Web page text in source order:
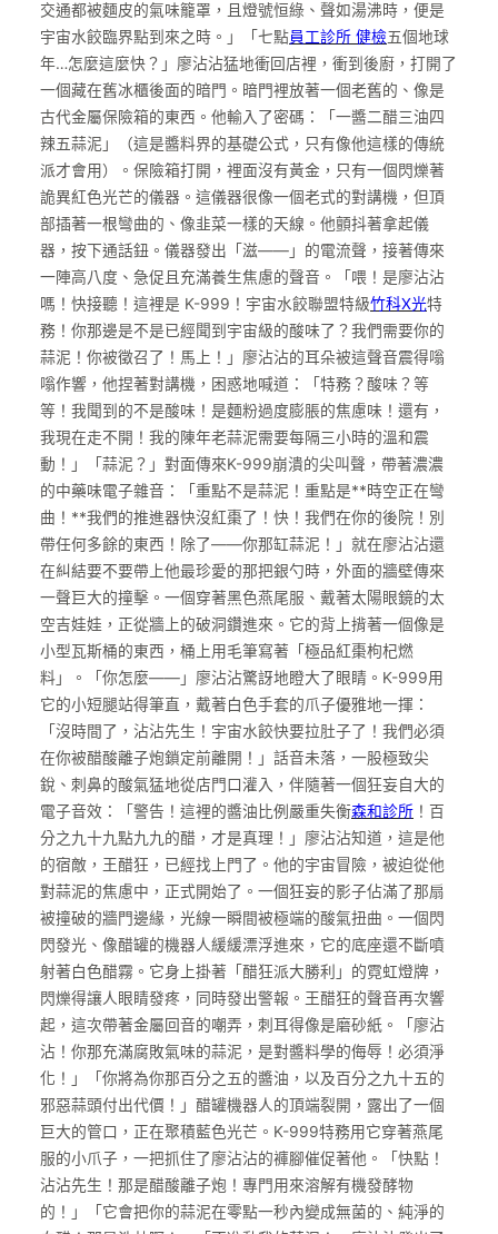
交通都被麵皮的氣味籠罩，且燈號恒綠、聲如湯沸時，便是
宇宙水餃臨界點到來之時。」「七點員工診所 健檢五個地球
年…怎麼這麼快？」廖沾沾猛地衝回店裡，衝到後廚，打開了
一個藏在舊冰櫃後面的暗門。暗門裡放著一個老舊的、像是
古代金屬保險箱的東西。他輸入了密碼：「一醬二醋三油四
辣五蒜泥」（這是醬料界的基礎公式，只有像他這樣的傳統
派才會用）。保險箱打開，裡面沒有黃金，只有一個閃爍著
詭異紅色光芒的儀器。這儀器很像一個老式的對講機，但頂
部插著一根彎曲的、像韭菜一樣的天線。他顫抖著拿起儀
器，按下通話鈕。儀器發出「滋——」的電流聲，接著傳來
一陣高八度、急促且充滿養生焦慮的聲音。「喂！是廖沾沾
嗎！快接聽！這裡是 K-999！宇宙水餃聯盟特級竹科X光特
務！你那邊是不是已經聞到宇宙級的酸味了？我們需要你的
蒜泥！你被徵召了！馬上！」廖沾沾的耳朵被這聲音震得嗡
嗡作響，他捏著對講機，困惑地喊道：「特務？酸味？等
等！我聞到的不是酸味！是麵粉過度膨脹的焦慮味！還有，
我現在走不開！我的陳年老蒜泥需要每隔三小時的溫和震
動！」「蒜泥？」對面傳來K-999崩潰的尖叫聲，帶著濃濃
的中藥味電子雜音：「重點不是蒜泥！重點是**時空正在彎
曲！**我們的推進器快沒紅棗了！快！我們在你的後院！別
帶任何多餘的東西！除了——你那缸蒜泥！」就在廖沾沾還
在糾結要不要帶上他最珍愛的那把銀勺時，外面的牆壁傳來
一聲巨大的撞擊。一個穿著黑色燕尾服、戴著太陽眼鏡的太
空吉娃娃，正從牆上的破洞鑽進來。它的背上揹著一個像是
小型瓦斯桶的東西，桶上用毛筆寫著「極品紅棗枸杞燃
料」。「你怎麼——」廖沾沾驚訝地瞪大了眼睛。K-999用
它的小短腿站得筆直，戴著白色手套的爪子優雅地一揮：
「沒時間了，沾沾先生！宇宙水餃快要拉肚子了！我們必須
在你被醋酸離子炮鎖定前離開！」話音未落，一股極致尖
銳、刺鼻的酸氣猛地從店門口灌入，伴隨著一個狂妄自大的
電子音效：「警告！這裡的醬油比例嚴重失衡森和診所 ！百
分之九十九點九九的醋，才是真理！」廖沾沾知道，這是他
的宿敵，王醋狂，已經找上門了。他的宇宙冒險，被迫從他
對蒜泥的焦慮中，正式開始了。一個狂妄的影子佔滿了那扇
被撞破的牆門邊緣，光線一瞬間被極端的酸氣扭曲。一個閃
閃發光、像醋罐的機器人緩緩漂浮進來，它的底座還不斷噴
射著白色醋霧。它身上掛著「醋狂派大勝利」的霓虹燈牌，
閃爍得讓人眼睛發疼，同時發出警報。王醋狂的聲音再次響
起，這次帶著金屬回音的嘲弄，刺耳得像是磨砂紙。「廖沾
沾！你那充滿腐敗氣味的蒜泥，是對醬料學的侮辱！必須淨
化！」「你將為你那百分之五的醬油，以及百分之九十五的
邪惡蒜頭付出代價！」醋罐機器人的頂端裂開，露出了一個
巨大的管口，正在聚積藍色光芒。K-999特務用它穿著燕尾
服的小爪子，一把抓住了廖沾沾的褲腳催促著他。「快點！
沾沾先生！那是醋酸離子炮！專門用來溶解有機發酵物
的！」「它會把你的蒜泥在零點一秒內變成無菌的、純淨的